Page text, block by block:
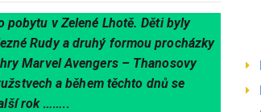
v Zelené Lhotě. Děti byly
Rudy a druhý formou procházky
Marvel Avengers – Thanosovy
a během těchto dnů se
rok ……..